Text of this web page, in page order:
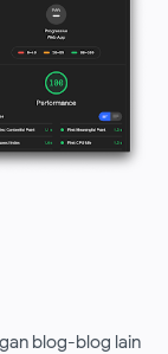
blog-blog lain